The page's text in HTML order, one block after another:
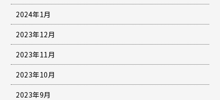
2024年1月
2023年12月
2023年11月
2023年10月
2023年9月